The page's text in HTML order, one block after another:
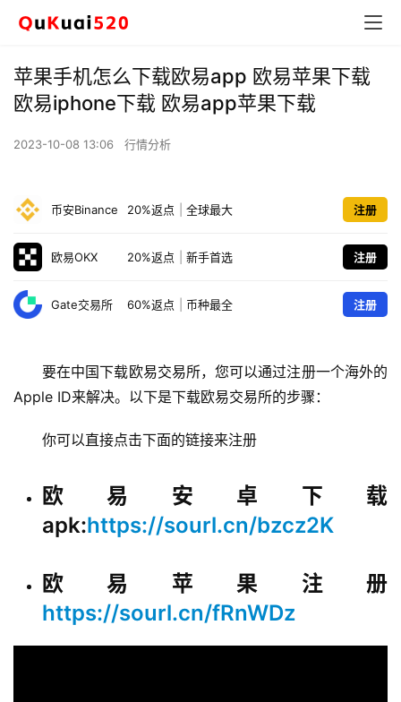
苹果手机怎么下载欧易app 欧易苹果下载
欧易iphone下载 欧易app苹果下载
2023-10-08 13:06 行情分析
币安Binance 20%返点 全球最大 注册
欧易OKX 20%返点 新手首选 注册
Gate交易所 60%返点 币种最全 注册
要在中国下载欧易交易所，您可以通过注册一个海外的
Apple ID来解决。以下是下载欧易交易所的步骤：
你可以直接点击下面的链接来注册
欧易安卓下载
apk:https://sourl.cn/bzcz2K
欧易苹果注册
https://sourl.cn/fRnWDz